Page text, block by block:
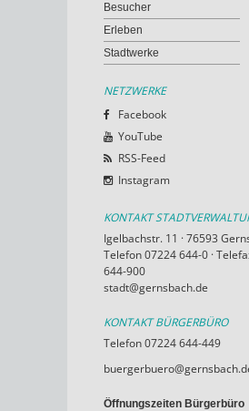
Besucher
Erleben
Stadtwerke
NETZWERKE
Facebook
YouTube
RSS-Feed
Instagram
KONTAKT
Igelbachstr. 11 · 76593
Telefon 07224 644-0 ·
644-900
stadt@gernsbach.de
KONTAKT BÜRGERBÜRO
Telefon 07224 644-449
Öffnungszeiten Bürgerbüro